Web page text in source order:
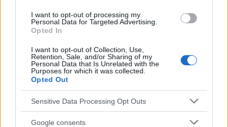
I want to opt-out of processing my
Personal Data for Targeted Advertising.
Opted In
I want to opt-out of Collection, Use,
Retention, Sale, and/or Sharing of my
Personal Data that Is Unrelated with the
Purposes for which it was collected.
Opted Out
Sensitive Data Processing Opt Outs
Google consents
Sehen Sie es auch auf english
polskim
Die Inhalte und Materialien auf dieser Website dienen nur zu
Bildungs- und Informationszwecken. Der Herausgeber und die
Redaktion der Website sind nicht für die Ergebnisse ihrer
Anwendung verantwortlich. Bevor Sie Ratschläge oder Tipps auf
zu konsultieren.